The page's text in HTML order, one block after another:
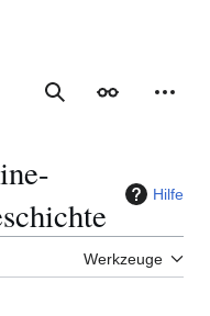
Suche
Hilfe
Werkzeuge